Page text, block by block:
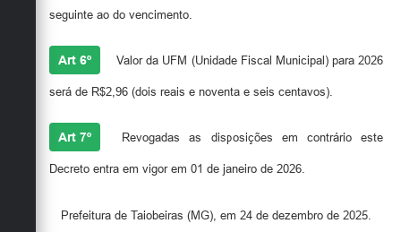
seguinte ao do vencimento.
Art 6º Valor da UFM (Unidade Fiscal Municipal) para 2026
será de R$2,96 (dois reais e noventa e seis centavos).
Art 7º Revogadas as disposições em contrário este
Decreto entra em vigor em 01 de janeiro de 2026.
Prefeitura de Taiobeiras (MG), em 24 de dezembro de 2025.